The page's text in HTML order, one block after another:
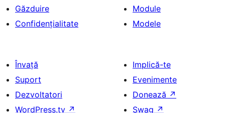
Găzduire
Confidențialitate
Module
Modele
Învață
Suport
Dezvoltatori
WordPress.tv ↗
Implică-te
Evenimente
Donează ↗
Swag ↗